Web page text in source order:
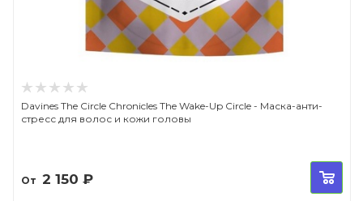
Davines The Circle Chronicles The Wake-Up Circle - Маска-анти-
стресс для волос и кожи головы
От 2 150 ₽